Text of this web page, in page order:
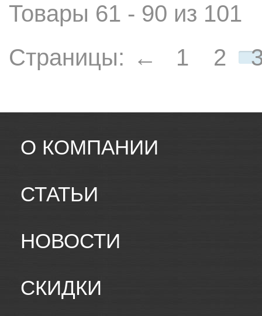
Товары 61 - 90 из 101
Страницы: ← 1 2
О КОМПАНИИ
СТАТЬИ
НОВОСТИ
СКИДКИ